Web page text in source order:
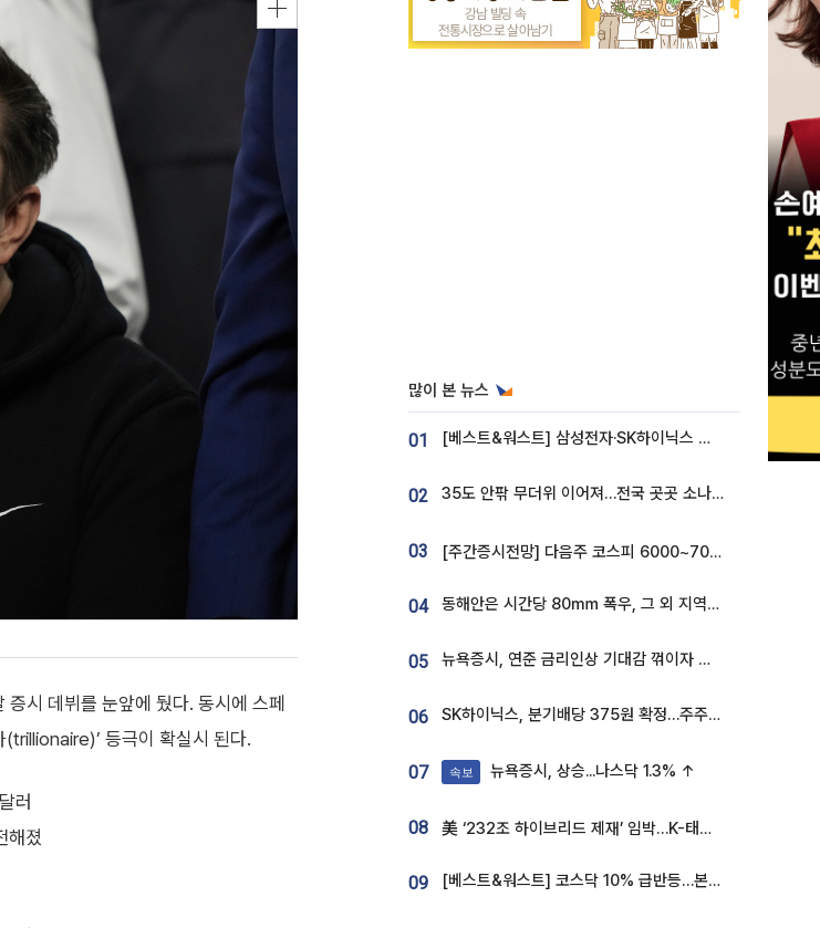
시 데뷔를 눈앞에 뒀다. 동시에 스페
등극이 확실시 된다.
러
해졌
많이 본 뉴스
01 [베스트&워스트] 삼성전자·SK하이닉스 밀린 한 주…상상인증권은 85% 급등
02 35도 안팎 무더위 이어져…전국 곳곳 소나기 [오늘 날씨]
03 [주간증시전망] 다음주 코스피 6000~7000⋯“外人 수급은 정책이 변수”
04 동해안은 시간당 80㎜ 폭우, 그 외 지역은 폭염…‘극과 극 날씨’
05 뉴욕증시, 연준 금리인상 기대감 꺾이자 상승...S&P500 사상 최고치 [종합]
06 SK하이닉스, 분기배당 375원 확정…주주환원책 9월로 앞당겨 발표
07 속보 뉴욕증시, 상승...나스닥 1.3% ↑
08 美 ‘232조 하이브리드 제재’ 임박…K-태양광, 불확실성 털고 날개 다나
09 [베스트&워스트] 코스닥 10% 급반등…본느, 최대주주 변경 기대에 270% 폭등